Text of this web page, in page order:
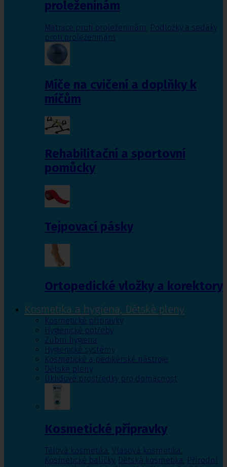
proleženinám
Matrace proti proleženinám, Podložky a sedáky
proti proleženinám
Míče na cvičení a doplňky k
míčům
Rehabilitační a sportovní
pomůcky
Tejpovací pásky
Ortopedické vložky a korektory
Kosmetika a hygiena, Dětské pleny
Kosmetické přípravky
Hygienické potřeby
Zubní hygiena
Hygienické systémy
Kosmetické a pedikérské nástroje
Dětské pleny
Úklidové prostředky pro domácnost
Kosmetické přípravky
Tělová kosmetika, Vlasová kosmetika,
Kosmetické balíčky, Dětská kosmetika, Přírodní